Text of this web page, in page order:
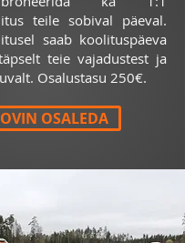
teile sobival päeval.
saab koolituspäeva
teie vajadustest ja
Osalustasu 250€.
OSALEDA